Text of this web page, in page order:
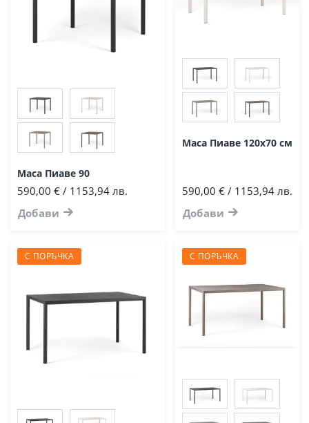
Маса Пиаве 90
590,00 € / 1153,94 лв.
Добави
Маса Пиаве 120х70 см
590,00 € / 1153,94 лв.
Добави
С ПОРЪЧКА С ПОРЪЧКА